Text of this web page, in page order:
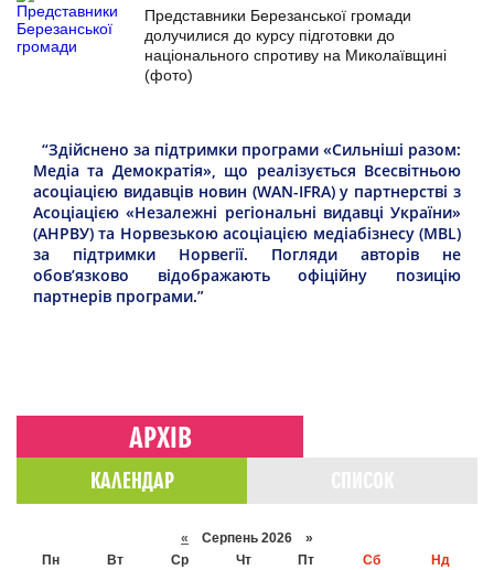
Представники Березанської громади
долучилися до курсу підготовки до
національного спротиву на Миколаївщині
(фото)
“Здійснено за підтримки програми «Сильніші разом:
Медіа та Демократія», що реалізується Всесвітньою
асоціацією видавців новин (WAN-IFRA) у партнерстві з
Асоціацією «Незалежні регіональні видавці України»
(АНРВУ) та Норвезькою асоціацією медіабізнесу (MBL)
за підтримки Норвегії. Погляди авторів не
обов’язково відображають офіційну позицію
партнерів програми.”
АРХІВ
КАЛЕНДАР
« Серпень 2026 »
Пн
Вт Ср Чт Пт Сб
Нд